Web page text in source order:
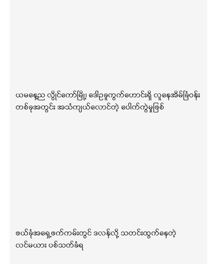
ယမနေ့ည လွိုင်ကော်မြို့၊ ဒေါဥခူကွက်ဟောင်းရှိ လူနေအိမ်ခြံဝန်း
တစ်ခုအတွင်း အသံကျယ်လောင်တဲ့ ပေါက်ကွဲမှုဖြစ်
ဖယ်ခုံအရှေ့ဖက်ကမ်းတွင် ဒလန်လို့ သတင်းထွက်နေတဲ့
လင်မယား ပစ်သတ်ခံရ